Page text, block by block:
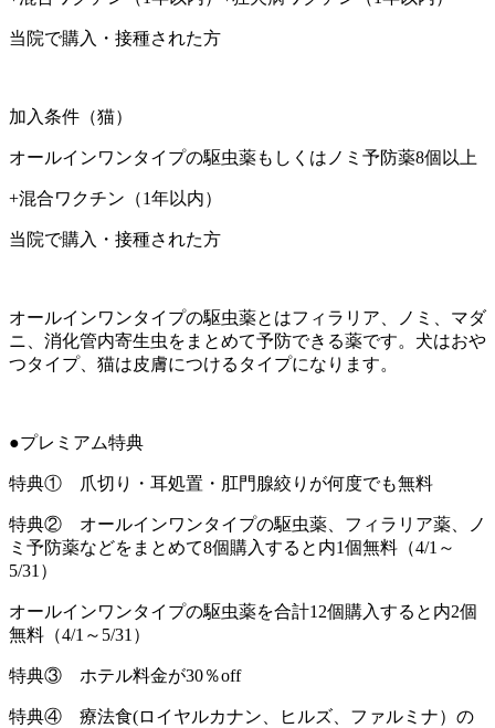
当院で購入・接種された方
加入条件（猫）
オールインワンタイプの駆虫薬もしくはノミ予防薬8個以上
+混合ワクチン（1年以内）
当院で購入・接種された方
オールインワンタイプの駆虫薬とはフィラリア、ノミ、マダ
ニ、消化管内寄生虫をまとめて予防できる薬です。犬はおや
つタイプ、猫は皮膚につけるタイプになります。
●プレミアム特典
特典① 爪切り・耳処置・肛門腺絞りが何度でも無料
特典② オールインワンタイプの駆虫薬、フィラリア薬、ノ
ミ予防薬などをまとめて8個購入すると内1個無料（4/1～
5/31）
オールインワンタイプの駆虫薬を合計12個購入すると内2個
無料（4/1～5/31）
特典③ ホテル料金が30％off
特典④ 療法食(ロイヤルカナン、ヒルズ、ファルミナ）の